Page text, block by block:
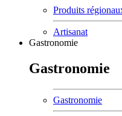
Produits
Artisanat
Gastronomie
Gastronomie
Gastronomie